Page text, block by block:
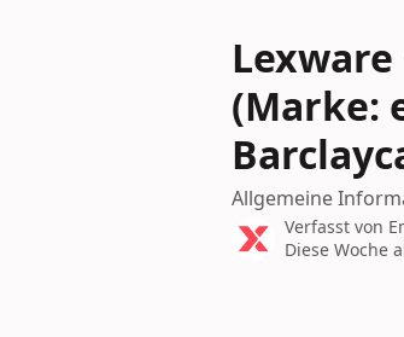
(Marke:
Allgemeine
Verfasst von
Diese Woche